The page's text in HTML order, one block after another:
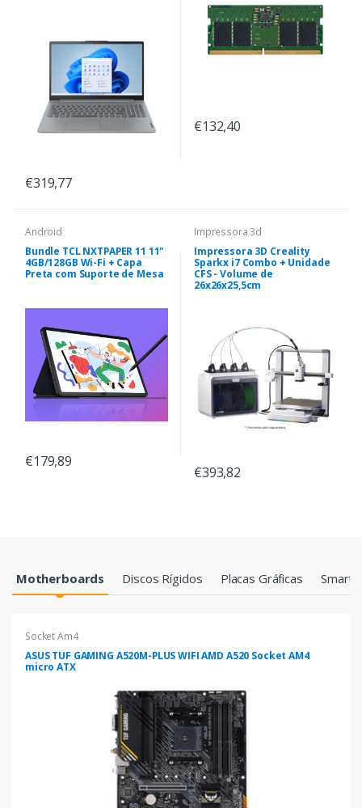
€319,77
€132,40
Android
Bundle TCL NXTPAPER 11 11"
4GB/128GB Wi-Fi + Capa
Preta com Suporte de Mesa
€179,89
Impressora 3d
Impressora 3D Creality
Sparkx i7 Combo + Unidade
CFS - Volume de
26x26x25,5cm
€393,82
Products Grid
Motherboards Discos Rígidos Placas Gráficas
Socket Am4
ASUS TUF GAMING A520M-PLUS WIFI AMD A520 Socket AM4
micro ATX